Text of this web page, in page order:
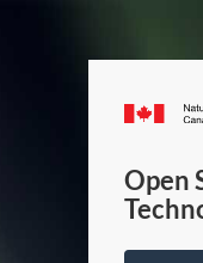
Open